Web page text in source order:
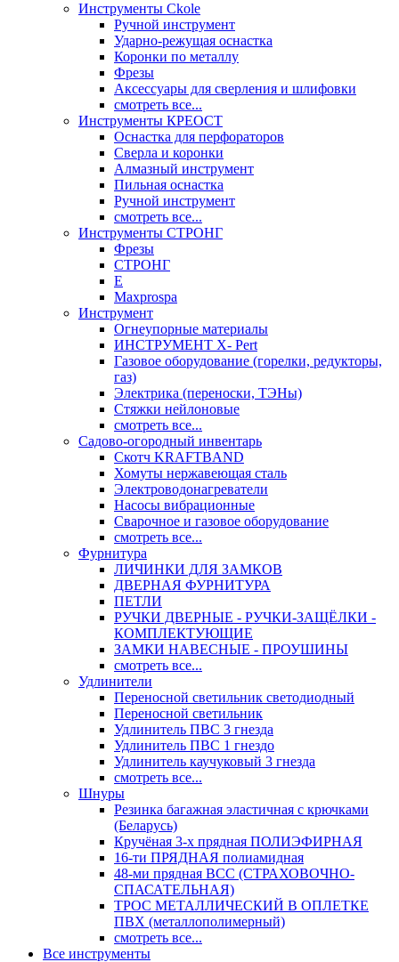
Инструменты Ckole
Ручной инструмент
Ударно‑режущая оснастка
Коронки по металлу
Фрезы
Аксессуары для сверления и шлифовки
смотреть все...
Инструменты КРЕОСТ
Оснастка для перфораторов
Сверла и коронки
Алмазный инструмент
Пильная оснастка
Ручной инструмент
смотреть все...
Инструменты СТРОНГ
Фрезы
СТРОНГ
Е
Maxprospa
Инструмент
Огнеупорные материалы
ИНСТРУМЕНТ X- Pert
Газовое оборудование (горелки, редукторы,
газ)
Электрика (переноски, ТЭНы)
Стяжки нейлоновые
смотреть все...
Садово-огородный инвентарь
Скотч KRAFTBAND
Хомуты нержавеющая сталь
Электроводонагреватели
Насосы вибрационные
Сварочное и газовое оборудование
смотреть все...
Фурнитура
ЛИЧИНКИ ДЛЯ ЗАМКОВ
ДВЕРНАЯ ФУРНИТУРА
ПЕТЛИ
РУЧКИ ДВЕРНЫЕ - РУЧКИ-ЗАЩЁЛКИ -
КОМПЛЕКТУЮЩИЕ
ЗАМКИ НАВЕСНЫЕ - ПРОУШИНЫ
смотреть все...
Удлинители
Переносной светильник светодиодный
Переносной светильник
Удлинитель ПВС 3 гнезда
Удлинитель ПВС 1 гнездо
Удлинитель каучуковый 3 гнезда
смотреть все...
Шнуры
Резинка багажная эластичная с крючками
(Беларусь)
Кручёная 3-х прядная ПОЛИЭФИРНАЯ
16-ти ПРЯДНАЯ полиамидная
48-ми прядная ВСС (СТРАХОВОЧНО-
СПАСАТЕЛЬНАЯ)
ТРОС МЕТАЛЛИЧЕСКИЙ В ОПЛЕТКЕ
ПВХ (металлополимерный)
смотреть все...
Все инструменты